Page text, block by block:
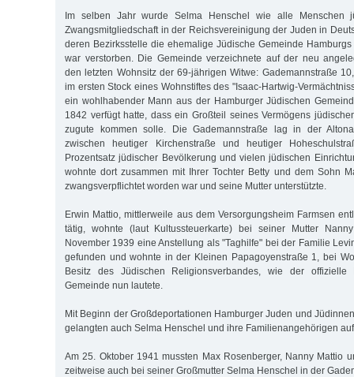
Im selben Jahr wurde Selma Henschel wie alle Menschen
Zwangsmitgliedschaft in der Reichsvereinigung der Juden in
deren Bezirksstelle die ehemalige Jüdische Gemeinde
war verstorben. Die Gemeinde verzeichnete auf der neu
den letzten Wohnsitz der 69-jährigen Witwe: Gademannstraße
im ersten Stock eines Wohnstiftes des "Isaac-Hartwig-
ein wohlhabender Mann aus der Hamburger Jüdischen
1842 verfügt hatte, dass ein Großteil seines Vermögens
zugute kommen solle. Die Gademannstraße lag in der
zwischen heutiger Kirchenstraße und heutiger
Prozentsatz jüdischer Bevölkerung und vielen jüdischen
wohnte dort zusammen mit Ihrer Tochter Betty und dem Sohn
zwangsverpflichtet worden war und seine Mutter unterstützte.
Erwin Mattio, mittlerweile aus dem Versorgungsheim Farmsen
tätig, wohnte (laut Kultussteuerkarte) bei seiner Mutter
November 1939 eine Anstellung als "Taghilfe" bei der Familie
gefunden und wohnte in der Kleinen Papagoyenstraße 1, bei
Besitz des Jüdischen Religionsverbandes, wie der offizielle
Gemeinde nun lautete.
Mit Beginn der Großdeportationen Hamburger Juden und
gelangten auch Selma Henschel und ihre Familienangehörigen
Am 25. Oktober 1941 mussten Max Rosenberger, Nanny Mattio
zeitweise auch bei seiner Großmutter Selma Henschel in der